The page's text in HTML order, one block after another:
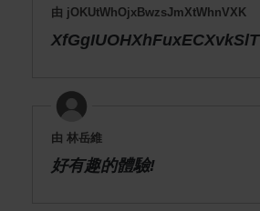
由 jOKUtWhOjxBwzsJmXtWhnVXK
XfGgIUOHXhFuxECXvkSlT
由 林岳維
好有趣的體驗!